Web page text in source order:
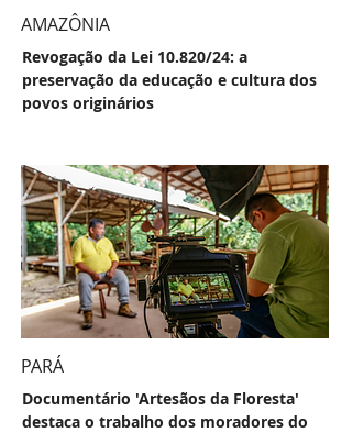
AMAZÔNIA
Revogação da Lei 10.820/24: a
preservação da educação e cultura dos
povos originários
PARÁ
Documentário 'Artesãos da Floresta'
destaca o trabalho dos moradores do